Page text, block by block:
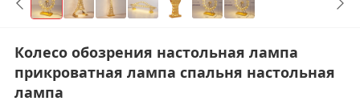
Колесо обозрения настольная лампа
прикроватная лампа спальня настольная
лампа